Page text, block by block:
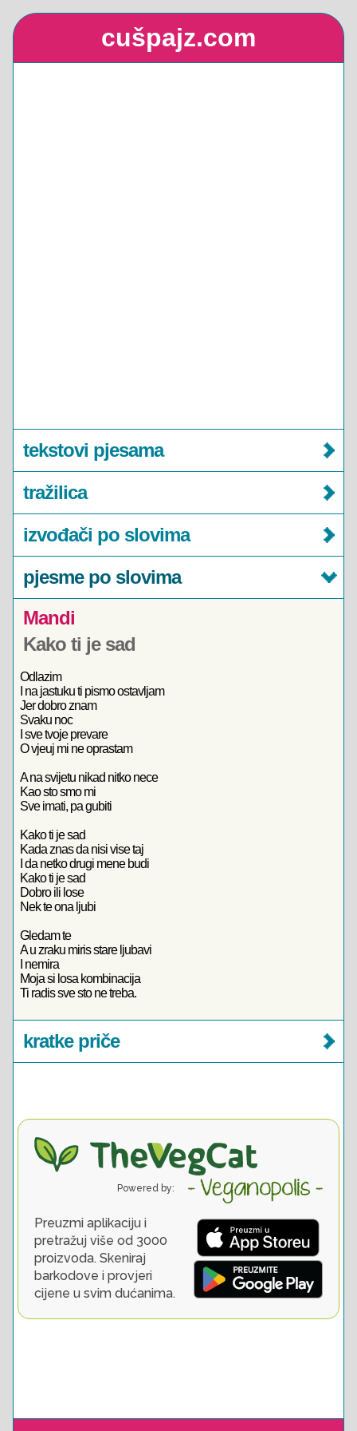
cušpajz.com
tekstovi pjesama
tražilica
izvođači po slovima
pjesme po slovima
Mandi
Kako ti je sad
Odlazim
I na jastuku ti pismo ostavljam
Jer dobro znam
Svaku noc
I sve tvoje prevare
O vjeuj mi ne oprastam
A na svijetu nikad nitko nece
Kao sto smo mi
Sve imati, pa gubiti
Kako ti je sad
Kada znas da nisi vise taj
I da netko drugi mene budi
Kako ti je sad
Dobro ili lose
Nek te ona ljubi
Gledam te
A u zraku miris stare ljubavi
I nemira
Moja si losa kombinacija
Ti radis sve sto ne treba.
kratke priče